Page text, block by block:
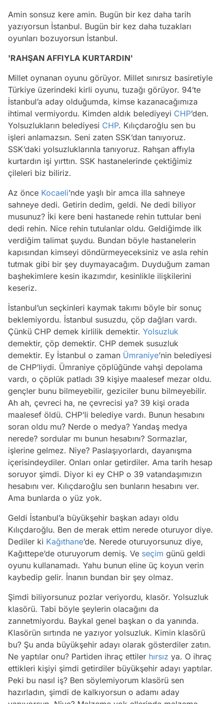
Amin sonsuz kere amin. Bugün bir kez daha tarih
yazıyorsun İstanbul. Bugün bir kez daha tuzakları
oyunları bozuyorsun İstanbul.
'RAHŞAN AFFIYLA KURTARDIN'
Millet oynanan oyunu görüyor. Millet sınırsız basiretiyle
Türkiye üzerindeki kirli oyunu, tuzağı görüyor. 94’te
İstanbul’a aday olduğumda, kimse kazanacağımıza
ihtimal vermiyordu. Kimden aldık belediyeyi CHP’den.
Yolsuzlukların belediyesi CHP. Kılıçdaroğlu sen bu
işleri anlamazsın. Seni zaten SSK’dan tanıyoruz.
SSK’daki yolsuzluklarınla tanıyoruz. Rahşan affıyla
kurtardın işi yırttın. SSK hastanelerinde çektiğimiz
çileleri biz biliriz.
Az önce Kocaeli’nde yaşlı bir amca illa sahneye
sahneye dedi. Getirin dedim, geldi. Ne dedi biliyor
musunuz? İki kere beni hastanede rehin tuttular beni
dedi rehin. Nice rehin tutulanlar oldu. Geldiğimde ilk
verdiğim talimat şuydu. Bundan böyle hastanelerin
kapısından kimseyi döndürmeyeceksiniz ve asla rehin
tutmak gibi bir şey duymayacağım. Duyduğum zaman
başhekimlere kesin ikazımdır, kesinlikle ilişkilerini
keseriz.
İstanbul’un seçkinleri kaymak takımı böyle bir sonuç
beklemiyordu. İstanbul susuzdu, çöp dağları vardı.
Çünkü CHP demek kirlilik demektir. Yolsuzluk
demektir, çöp demektir. CHP demek susuzluk
demektir. Ey İstanbul o zaman Ümraniye’nin belediyesi
de CHP’liydi. Ümraniye çöplüğünde vahşi depolama
vardı, o çöplük patladı 39 kişiye maalesef mezar oldu.
gençler bunu bilmeyebilir, geziciler bunu bilmeyebilir.
Ah ah, çevreci ha, ne çevrecisi ya? 39 kişi orada
maalesef öldü. CHP’li belediye vardı. Bunun hesabını
soran oldu mu? Nerde o medya? Yandaş medya
nerede? sordular mı bunun hesabını? Sormazlar,
işlerine gelmez. Niye? Paslaşıyorlardı, dayanışma
içerisindeydiler. Onları onlar getirdiler. Ama tarih hesap
soruyor şimdi. Diyor ki ey CHP o 39 vatandaşımızın
hesabını ver. Kılıçdaroğlu sen bunların hesabını ver.
Ama bunlarda o yüz yok.
Geldi İstanbul’a büyükşehir başkan adayı oldu
Kılıçdaroğlu. Ben de merak ettim nerede oturuyor diye.
Dediler ki Kağıthane’de. Nerede oturuyorsunuz diye,
Kağıttepe’de oturuyorum demiş. Ve seçim günü geldi
oyunu kullanamadı. Yahu bunun eline üç koyun verin
kaybedip gelir. İnanın bundan bir şey olmaz.
Şimdi biliyorsunuz pozlar veriyordu, klasör. Yolsuzluk
klasörü. Tabi böyle şeylerin olacağını da
zannetmiyordu. Baykal genel başkan o da yanında.
Klasörün sırtında ne yazıyor yolsuzluk. Kimin klasörü
bu? Şu anda büyükşehir adayı olarak gösterdiler zatın.
Ne yaptılar onu? Partiden ihraç ettiler hırsız ya. O ihraç
ettikleri kişiyi şimdi getirdiler büyükşehir adayı yaptılar.
Peki bu nasıl iş? Ben söylemiyorum klasörü sen
hazırladın, şimdi de kalkıyorsun o adamı aday